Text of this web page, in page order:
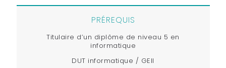
PRÉREQUIS
Titulaire d’un diplôme de niveau 5 en
informatique
DUT informatique / GEII